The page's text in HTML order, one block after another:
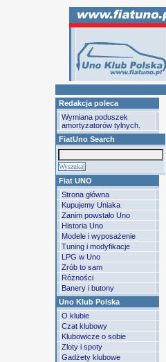
Redakcja poleca
Wymiana poduszek
amortyzatorów tylnych.
FiatUno Search
Fiat UNO
Strona główna
Kupujemy Uniaka
Zanim powstało Uno
Historia Uno
Modele i wyposażenie
Tuning i modyfikacje
LPG w Uno
Zrób to sam
Różności
Banery i butony
Uno Klub Polska
O klubie
Czat klubowy
Klubowicze o sobie
Zloty i spoty
Gadżety klubowe